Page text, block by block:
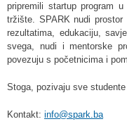
pripremili startup program
tržište. SPARK nudi
rezultatima, edukaciju,
svega, nudi i mentorske
povezuju s početnicima i
Stoga, pozivaju sve
Kontakt: info@spark.ba